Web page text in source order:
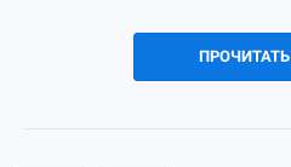
ПРОЧИТАТЬ